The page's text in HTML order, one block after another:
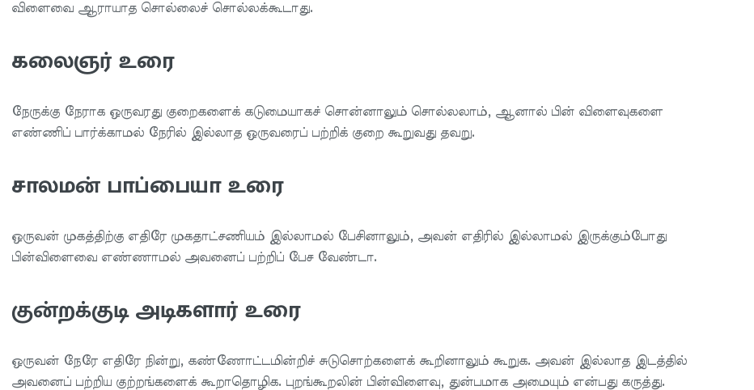
விளைவை ஆராயாத சொல்லைச் சொல்லக்கூடாது.
கலைஞர் உரை
நேருக்கு நேராக ஒருவரது குறைகளைக் கடுமையாகச் சொன்னாலும் சொல்லலாம், ஆனால் பின் விளைவுகளை
எண்ணிப் பார்க்காமல் நேரில் இல்லாத ஒருவரைப் பற்றிக் குறை கூறுவது தவறு.
சாலமன் பாப்பையா உரை
ஒருவன் முகத்திற்கு எதிரே முகதாட்சணியம் இல்லாமல் பேசினாலும், அவன் எதிரில் இல்லாமல் இருக்கும்போது
பின்விளைவை எண்ணாமல் அவனைப் பற்றிப் பேச வேண்டா.
குன்றக்குடி அடிகளார் உரை
ஒருவன் நேரே எதிரே நின்று, கண்ணோட்டமின்றிச் சுடுசொற்களைக் கூறினாலும் கூறுக. அவன் இல்லாத இடத்தில்
அவனைப் பற்றிய குற்றங்களைக் கூறாதொழிக. புறங்கூறலின் பின்விளைவு, துன்பமாக அமையும் என்பது கருத்து.